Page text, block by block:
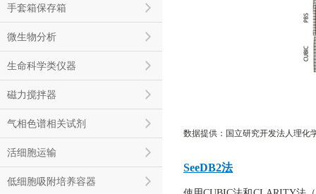
手套箱保存箱
微生物分析
生命科学类仪器
磁力搅拌器
气相色谱相关试剂
活细胞运输
低细胞吸附培养容器
数据提供：国立研究开发法人理化
SeeDB2法